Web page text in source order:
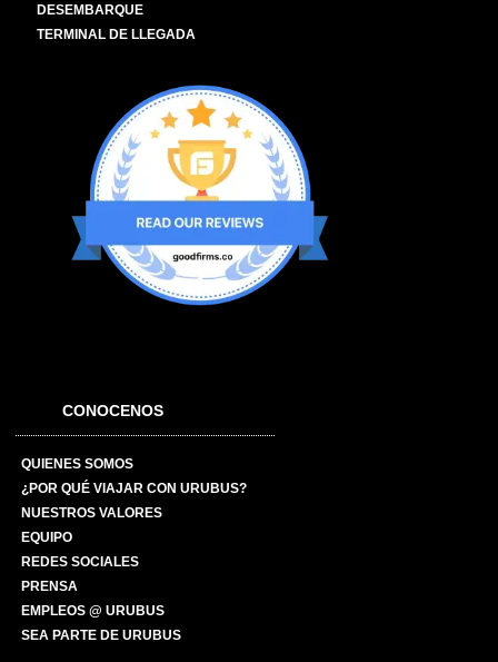
DESEMBARQUE
TERMINAL DE LLEGADA
CONOCENOS
QUIENES SOMOS
¿POR QUÉ VIAJAR CON URUBUS?
NUESTROS VALORES
EQUIPO
REDES SOCIALES
PRENSA
EMPLEOS @ URUBUS
SEA PARTE DE URUBUS